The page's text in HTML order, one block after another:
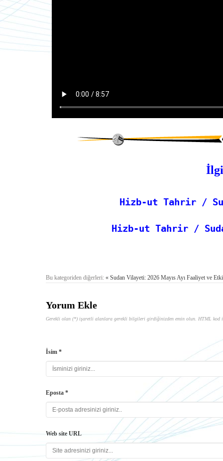
Hizb-ut Tahrir /
Hizb-ut Tahrir /
Bu kategoriden diğerleri: « Sudan Vilayeti: 2026 Mayıs Ayı Faaliyet ve
Yorum Ekle
Gerekli olan (*) işaretli alanlara gerekli bilgileri girdiğinizden emin olun. HTML kod
İsim *
Eposta *
Web site URL